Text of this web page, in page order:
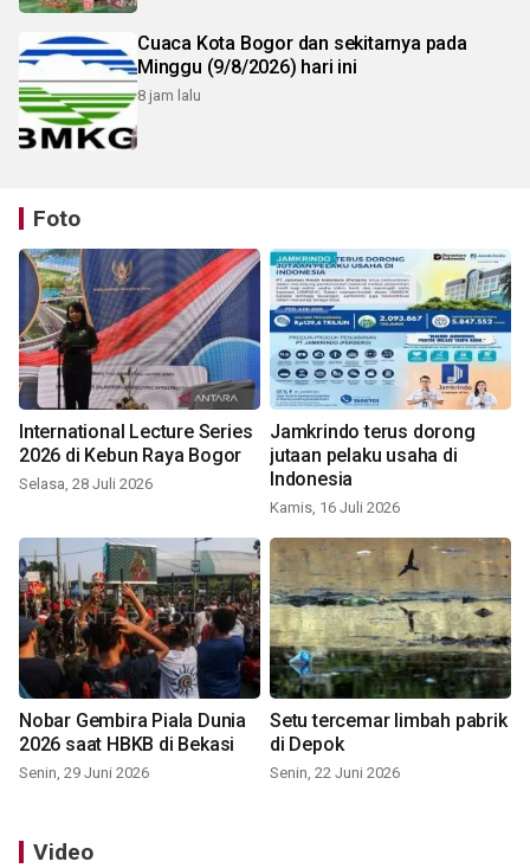
Cuaca Kota Bogor dan sekitarnya pada
Minggu (9/8/2026) hari ini
8 jam lalu
Foto
International Lecture Series
2026 di Kebun Raya Bogor
Selasa, 28 Juli 2026
Jamkrindo terus dorong
jutaan pelaku usaha di
Indonesia
Kamis, 16 Juli 2026
Nobar Gembira Piala Dunia
2026 saat HBKB di Bekasi
Senin, 29 Juni 2026
Setu tercemar limbah pabrik
di Depok
Senin, 22 Juni 2026
Video